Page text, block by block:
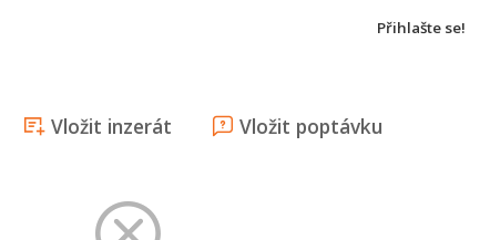
Přihlašte se!
Vložit inzerát Vložit poptávku